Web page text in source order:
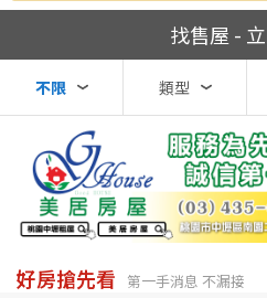
縣市
不限
台北市
我家網房屋買
找售屋 -
不限 類型
好房搶先看 第一手消息 不漏接